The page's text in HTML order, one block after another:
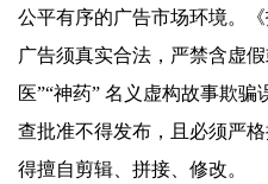
公平有序的广告市场环境。
广告须真实合法，严禁含虚
医”“神药” 名义虚构故事欺
查批准不得发布，且必须严
得擅自剪辑、拼接、修改。